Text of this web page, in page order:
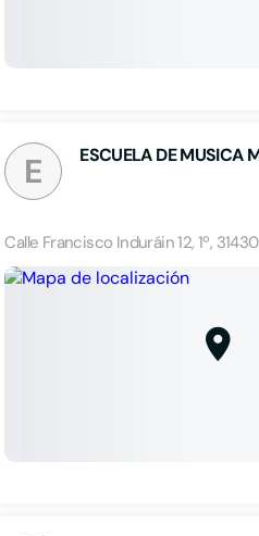
E ESCUELA DE MUSICA
Calle Francisco Induráin 12, 1º,